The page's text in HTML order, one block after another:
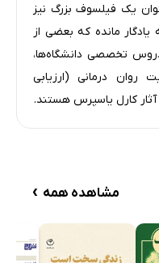
یک فیلسوف بزرگ نیز
مانده که بعضی از
تخصصی دانشگاه‌ها،
درمانی (ارزیابی
آثار کارل یاسپرس هستند.
مشاهده همه ›